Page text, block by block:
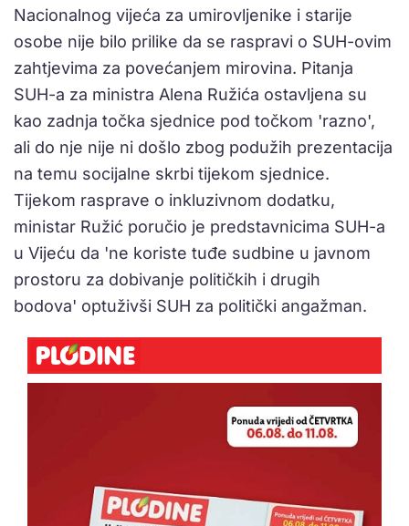
Nacionalnog vijeća za umirovljenike i starije
osobe nije bilo prilike da se raspravi o SUH-ovim
zahtjevima za povećanjem mirovina. Pitanja
SUH-a za ministra Alena Ružića ostavljena su
kao zadnja točka sjednice pod točkom 'razno',
ali do nje nije ni došlo zbog podužih prezentacija
na temu socijalne skrbi tijekom sjednice.
Tijekom rasprave o inkluzivnom dodatku,
ministar Ružić poručio je predstavnicima SUH-a
u Vijeću da 'ne koriste tuđe sudbine u javnom
prostoru za dobivanje političkih i drugih
bodova' optuživši SUH za politički angažman.